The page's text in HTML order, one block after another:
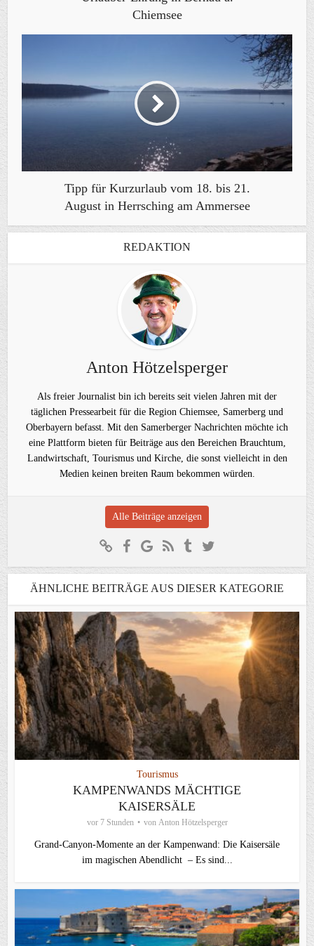
Chiemsee
Tipp für Kurzurlaub vom 18. bis 21.
August in Herrsching am Ammersee
REDAKTION
Anton Hötzelsperger
Als freier Journalist bin ich bereits seit vielen Jahren mit der
täglichen Pressearbeit für die Region Chiemsee, Samerberg und
Oberbayern befasst. Mit den Samerberger Nachrichten möchte ich
eine Plattform bieten für Beiträge aus den Bereichen Brauchtum,
Landwirtschaft, Tourismus und Kirche, die sonst vielleicht in den
Medien keinen breiten Raum bekommen würden.
Alle Beiträge anzeigen
ÄHNLICHE BEITRÄGE AUS DIESER KATEGORIE
Tourismus
KAMPENWANDS MÄCHTIGE
KAISERSÄLE
vor 7 Stunden von Anton Hötzelsperger
Grand-Canyon-Momente an der Kampenwand: Die Kaisersäle
im magischen Abendlicht – Es sind...